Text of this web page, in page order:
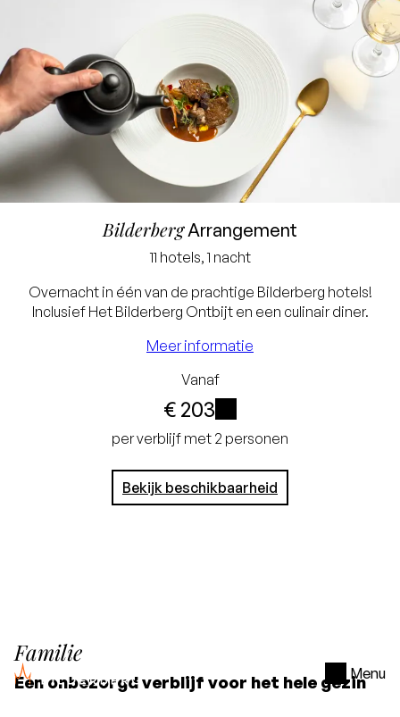
Menu
BilderbergArrangement
11 hotels, 1 nacht
Overnacht in één van de prachtige Bilderberg hotels!
Inclusief Het Bilderberg Ontbijt en een culinair diner.
Meer informatie
Vanaf
€ 203
i
Laagste prijsgarantie
Gratis annuleren tot 24
uur voor aankomst
Geen creditcard nodig,
je betaalt in het hotel
per verblijf met 2 personen
Bekijk beschikbaarheid
Familie
Een onbezorgd verblijf voor het hele gezin